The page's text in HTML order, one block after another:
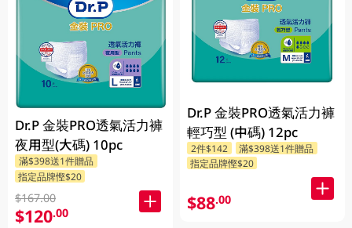
Dr.P 金裝PRO透氣活力褲
夜用型(大碼) 10pc
滿$398送1件贈品
指定品牌慳$20
$167.00
$120.00
Dr.P 金裝PRO透氣活力褲
輕巧型 (中碼) 12pc
2件$142
滿$398送1件贈品
指定品牌慳$20
$88.00